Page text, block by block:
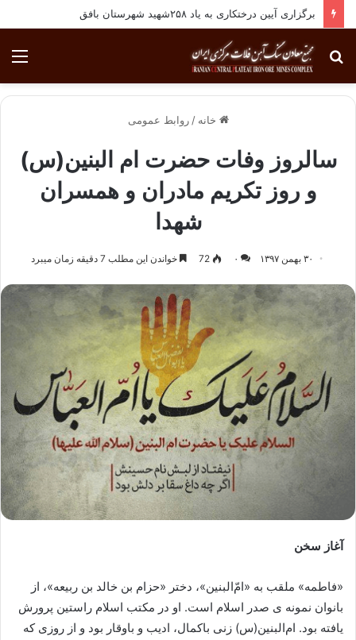
برگزاری آیین درختکاری به یاد ۲۵۸شهید شهرستان بافق
جستجو
برای
خانه / روابط عمومی
سالروز وفات حضرت ام البنین(س)
و روز تکریم مادران و همسران
شهدا
۳۰ بهمن ۱۳۹۷ ۰ 72 خواندن این مطلب 7 دقیقه زمان میبرد
آغاز سخن
«فاطمه» ملقب به «امّ‌البنین»، دختر «حزام بن خالد بن ربیعه»، از
بانوان نمونه ی صدر اسلام است. او در مکتب اسلام راستین پرورش
یافته بود. ام‌البنین(س) زنى باکمال، ادیب و باوقار بود و از روزی که